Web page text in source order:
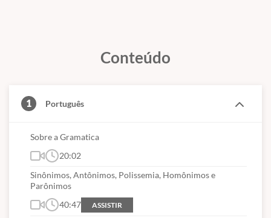
Conteúdo
1 Português
Sobre a Gramatica
20:02
Sinônimos, Antônimos, Polissemia, Homônimos e
Parônimos
40:47
ASSISTIR